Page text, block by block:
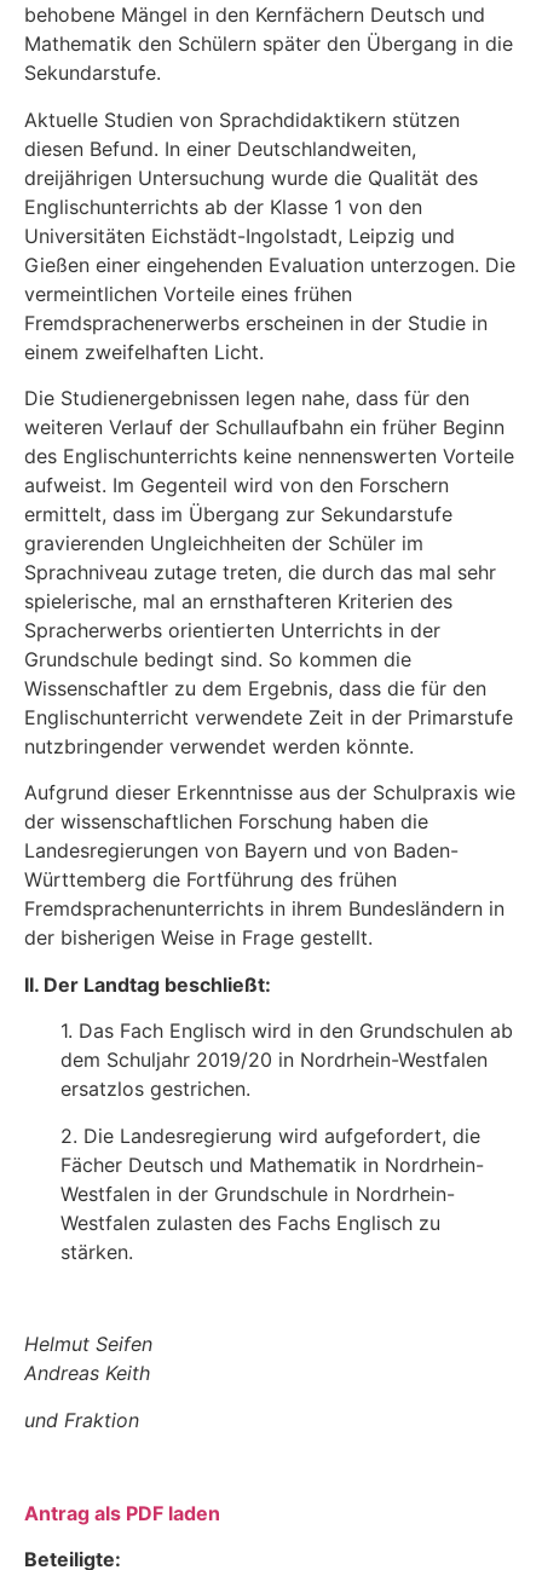
behobene Mängel in den Kernfächern Deutsch und
Mathematik den Schülern später den Übergang in die
Sekundarstufe.
Aktuelle Studien von Sprachdidaktikern stützen
diesen Befund. In einer Deutschlandweiten,
dreijährigen Untersuchung wurde die Qualität des
Englischunterrichts ab der Klasse 1 von den
Universitäten Eichstädt-Ingolstadt, Leipzig und
Gießen einer eingehenden Evaluation unterzogen. Die
vermeintlichen Vorteile eines frühen
Fremdsprachenerwerbs erscheinen in der Studie in
einem zweifelhaften Licht.
Die Studienergebnissen legen nahe, dass für den
weiteren Verlauf der Schullaufbahn ein früher Beginn
des Englischunterrichts keine nennenswerten Vorteile
aufweist. Im Gegenteil wird von den Forschern
ermittelt, dass im Übergang zur Sekundarstufe
gravierenden Ungleichheiten der Schüler im
Sprachniveau zutage treten, die durch das mal sehr
spielerische, mal an ernsthafteren Kriterien des
Spracherwerbs orientierten Unterrichts in der
Grundschule bedingt sind. So kommen die
Wissenschaftler zu dem Ergebnis, dass die für den
Englischunterricht verwendete Zeit in der Primarstufe
nutzbringender verwendet werden könnte.
Aufgrund dieser Erkenntnisse aus der Schulpraxis wie
der wissenschaftlichen Forschung haben die
Landesregierungen von Bayern und von Baden-
Württemberg die Fortführung des frühen
Fremdsprachenunterrichts in ihrem Bundesländern in
der bisherigen Weise in Frage gestellt.
II. Der Landtag beschließt:
1. Das Fach Englisch wird in den Grundschulen ab
dem Schuljahr 2019/20 in Nordrhein-Westfalen
ersatzlos gestrichen.
2. Die Landesregierung wird aufgefordert, die
Fächer Deutsch und Mathematik in Nordrhein-
Westfalen in der Grundschule in Nordrhein-
Westfalen zulasten des Fachs Englisch zu
stärken.
Helmut Seifen
Andreas Keith
und Fraktion
Antrag als PDF laden
Beteiligte: